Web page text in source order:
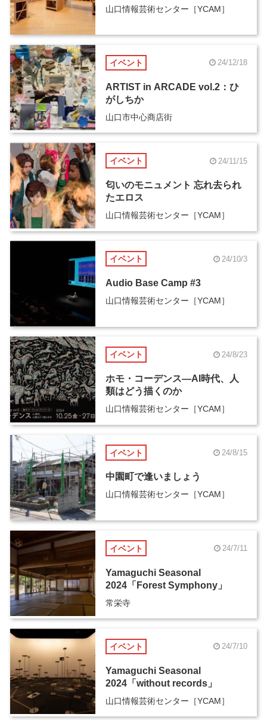
山口情報芸術センター［YCAM］
イベント 24/12/18
ARTIST in ARCADE vol.2：ひ
がしちか
山口市中心商店街
イベント 24/11/15
匂いのモニュメント 忘れ去られ
たエロス
山口情報芸術センター［YCAM］
イベント 24/10/3
Audio Base Camp #3
山口情報芸術センター［YCAM］
イベント 24/8/23
ホモ・コーデンス―AI時代、人
類はどう描くのか
山口情報芸術センター［YCAM］
イベント 24/8/15
中園町で逢いましょう
山口情報芸術センター［YCAM］
イベント 24/7/11
Yamaguchi Seasonal
2024「Forest Symphony」
常栄寺
イベント 24/7/10
Yamaguchi Seasonal
2024「without records」
山口情報芸術センター［YCAM］